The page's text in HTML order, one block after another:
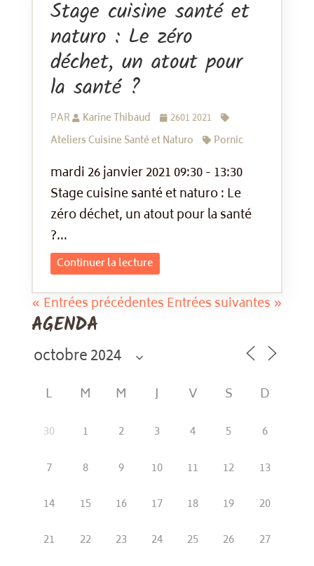
Stage cuisine santé et
naturo : Le zéro
déchet, un atout pour
la santé ?
PAR Karine Thibaud
2601 2021
Ateliers Cuisine Santé et Naturo
Pornic
mardi 26 janvier 2021 09:30 - 13:30
Stage cuisine santé et naturo : Le
zéro déchet, un atout pour la santé
?...
Continuer la lecture
« Entrées précédentes Entrées suivantes »
AGENDA
L M M J V S D
30 1 2 3 4 5
6
7
8 9 10 11 12
13
14
15 16 17 18 19
20
21
22 23 24 25 26
27